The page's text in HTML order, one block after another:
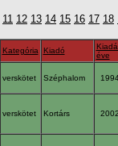
11 12 13 14 15 16 17 18
Kategória Kiadó
éve
verskötet Széphalom
verskötet Kortárs